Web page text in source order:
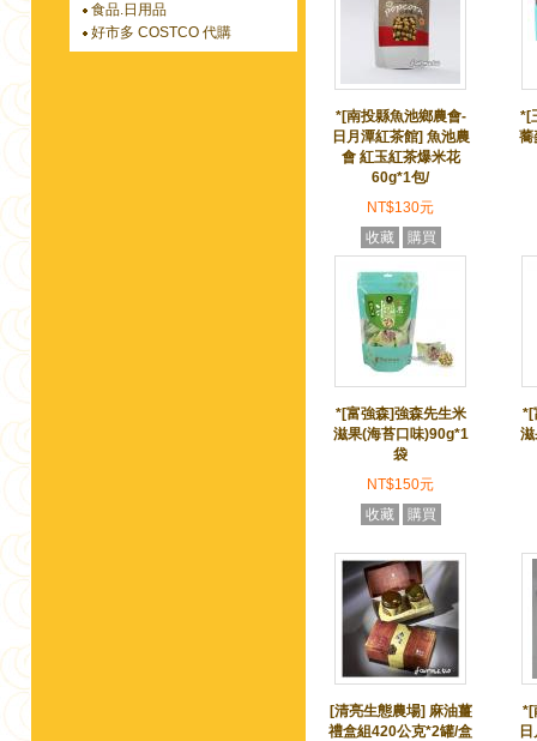
食品.日用品
好市多 COSTCO 代購
*[南投縣魚池鄉農會-
日月潭紅茶館] 魚池農
會 紅玉紅茶爆米花
60g*1包/
NT$130元
收藏
購買
*[
蕎
*[富強森]強森先生米
滋果(海苔口味)90g*1
袋
NT$150元
收藏
購買
*[
[清亮生態農場] 麻油薑
禮盒組420公克*2罐/盒
*[